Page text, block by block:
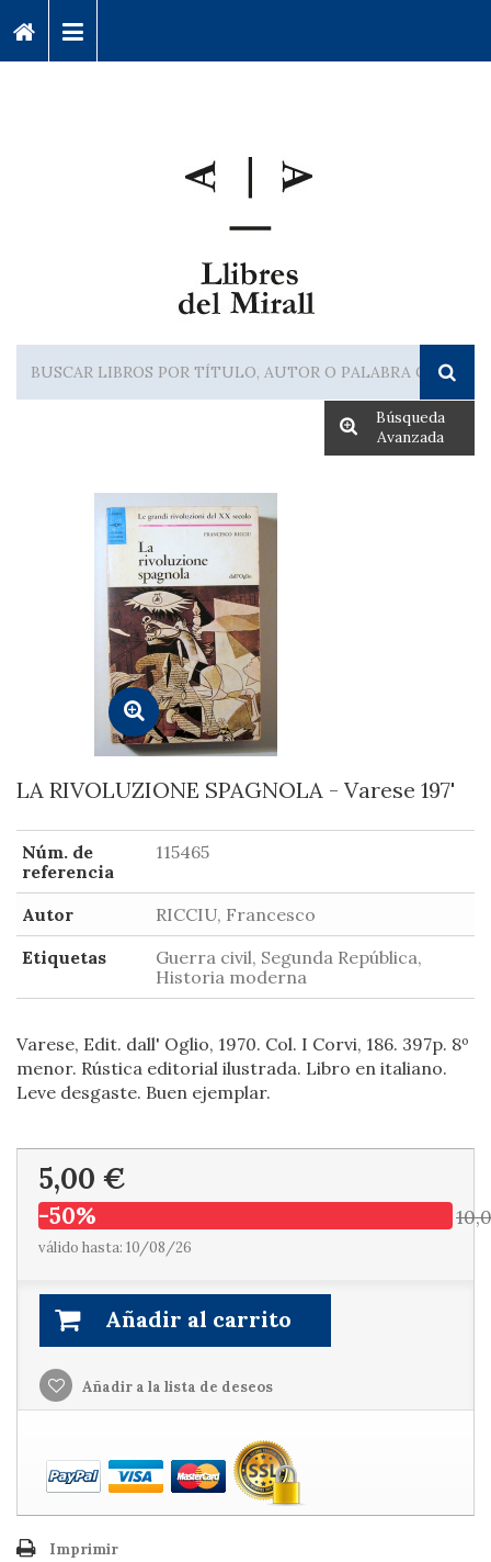
Búsqueda
Avanzada
LA RIVOLUZIONE SPAGNOLA - Varese 197'
Núm. de
referencia
115465
Autor
RICCIU, Francesco
Etiquetas
Guerra civil, Segunda República,
Historia moderna
Varese, Edit. dall' Oglio, 1970. Col. I Corvi, 186. 397p. 8º
menor. Rústica editorial ilustrada. Libro en italiano.
Leve desgaste. Buen ejemplar.
5,00 €
-50%
válido hasta: 10/08/26
Añadir al carrito
Añadir a la lista de deseos
Imprimir